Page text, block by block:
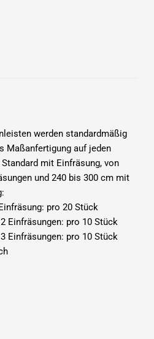
werden standardmäßig
Maßanfertigung auf jeden
mit Einfräsung, von
und 240 bis 300 cm mit
pro 20 Stück
Einfräsungen: pro 10 Stück
Einfräsungen: pro 10 Stück